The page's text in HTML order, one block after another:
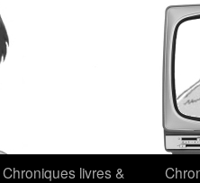
Chroniques livres &